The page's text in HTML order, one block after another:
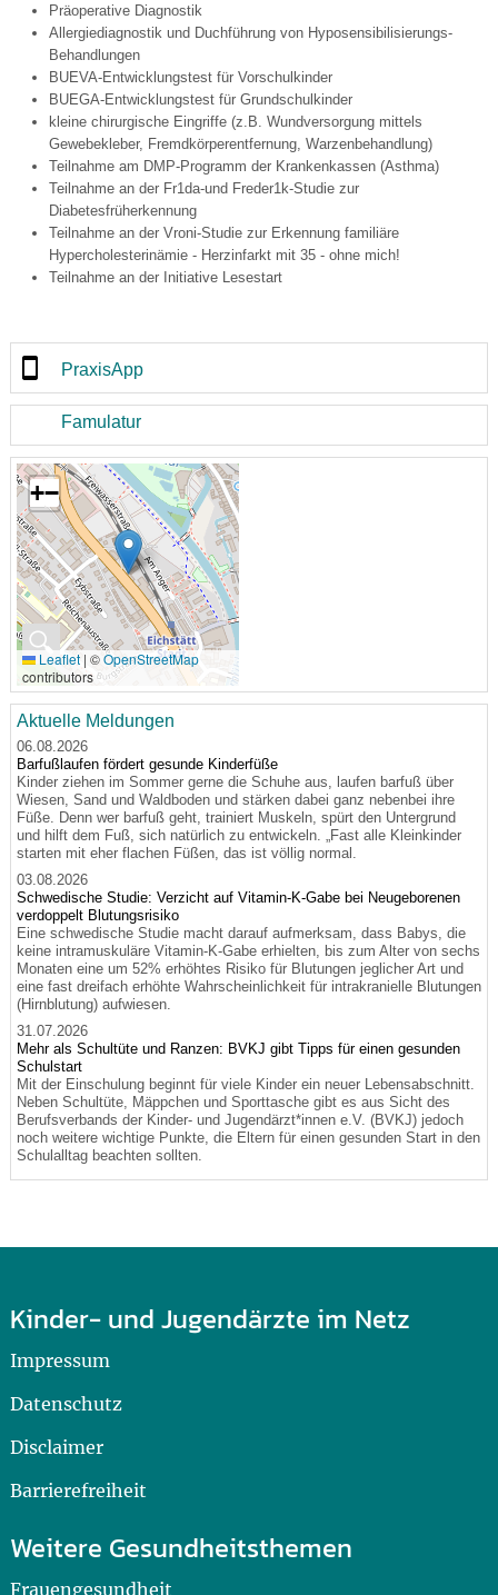
Präoperative Diagnostik
Allergiediagnostik und Duchführung von Hyposensibilisierungs-
Behandlungen
BUEVA-Entwicklungstest für Vorschulkinder
BUEGA-Entwicklungstest für Grundschulkinder
kleine chirurgische Eingriffe (z.B. Wundversorgung mittels
Gewebekleber, Fremdkörperentfernung, Warzenbehandlung)
Teilnahme am DMP-Programm der Krankenkassen (Asthma)
Teilnahme an der Fr1da-und Freder1k-Studie zur
Diabetesfrüherkennung
Teilnahme an der Vroni-Studie zur Erkennung familiäre
Hypercholesterinämie - Herzinfarkt mit 35 - ohne mich!
Teilnahme an der Initiative Lesestart
PraxisApp
Famulatur
🔍
+−
Leaflet | ©OpenStreetMap
contributors
Aktuelle Meldungen
06.08.2026
Barfußlaufen fördert gesunde Kinderfüße
Kinder ziehen im Sommer gerne die Schuhe aus, laufen barfuß über
Wiesen, Sand und Waldboden und stärken dabei ganz nebenbei ihre
Füße. Denn wer barfuß geht, trainiert Muskeln, spürt den Untergrund
und hilft dem Fuß, sich natürlich zu entwickeln. „Fast alle Kleinkinder
starten mit eher flachen Füßen, das ist völlig normal.
03.08.2026
Schwedische Studie: Verzicht auf Vitamin-K-Gabe bei Neugeborenen
verdoppelt Blutungsrisiko
Eine schwedische Studie macht darauf aufmerksam, dass Babys, die
keine intramuskuläre Vitamin-K-Gabe erhielten, bis zum Alter von sechs
Monaten eine um 52% erhöhtes Risiko für Blutungen jeglicher Art und
eine fast dreifach erhöhte Wahrscheinlichkeit für intrakranielle Blutungen
(Hirnblutung) aufwiesen.
31.07.2026
Mehr als Schultüte und Ranzen: BVKJ gibt Tipps für einen gesunden
Schulstart
Mit der Einschulung beginnt für viele Kinder ein neuer Lebensabschnitt.
Neben Schultüte, Mäppchen und Sporttasche gibt es aus Sicht des
Berufsverbands der Kinder- und Jugendärzt*innen e.V. (BVKJ) jedoch
noch weitere wichtige Punkte, die Eltern für einen gesunden Start in den
Schulalltag beachten sollten.
Kinder- und Jugendärzte im Netz
Impressum
Datenschutz
Disclaimer
Barrierefreiheit
Weitere Gesundheitsthemen
Frauengesundheit